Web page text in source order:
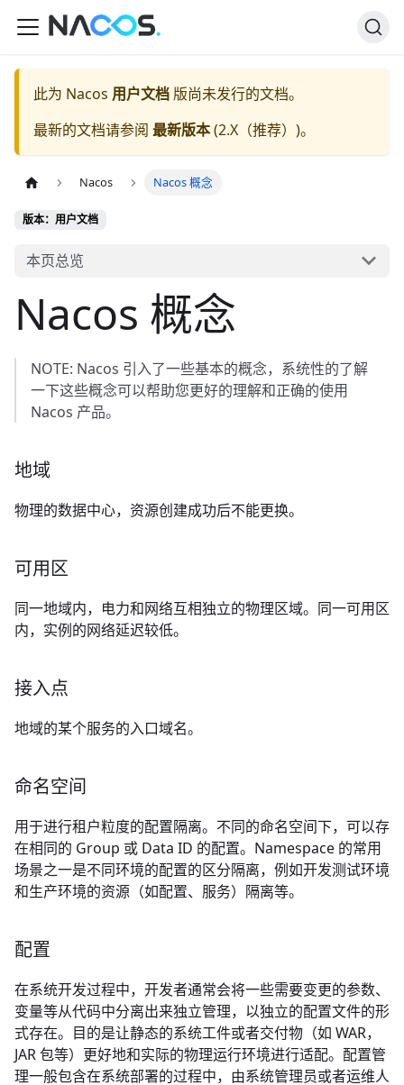
此为 Nacos 用户文档 版尚未发行的文档。
最新的文档请参阅 最新版本(2.X（推荐） )。
Nacos Nacos 概念
版本：用户文档
本页总览
Nacos 概念
NOTE: Nacos 引入了一些基本的概念，系统性的了解
一下这些概念可以帮助您更好的理解和正确的使用
Nacos 产品。
地域
物理的数据中心，资源创建成功后不能更换。
可用区
同一地域内，电力和网络互相独立的物理区域。同一可用区
内，实例的网络延迟较低。
接入点
地域的某个服务的入口域名。
命名空间
用于进行租户粒度的配置隔离。不同的命名空间下，可以存
在相同的 Group 或 Data ID 的配置。Namespace 的常用
场景之一是不同环境的配置的区分隔离，例如开发测试环境
和生产环境的资源（如配置、服务）隔离等。
配置
在系统开发过程中，开发者通常会将一些需要变更的参数、
变量等从代码中分离出来独立管理，以独立的配置文件的形
式存在。目的是让静态的系统工件或者交付物（如 WAR，
JAR 包等）更好地和实际的物理运行环境进行适配。配置管
理一般包含在系统部署的过程中，由系统管理员或者运维人